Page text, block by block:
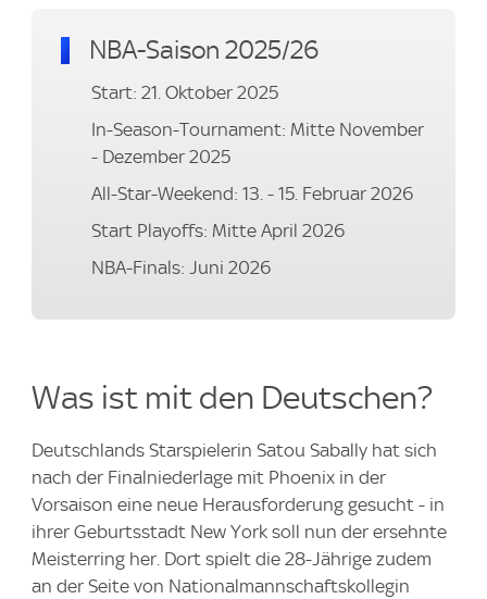
NBA-Saison 2025/26
Start: 21. Oktober 2025
In-Season-Tournament: Mitte November
- Dezember 2025
All-Star-Weekend: 13. - 15. Februar 2026
Start Playoffs: Mitte April 2026
NBA-Finals: Juni 2026
Was ist mit den Deutschen?
Deutschlands Starspielerin Satou Sabally hat sich
nach der Finalniederlage mit Phoenix in der
Vorsaison eine neue Herausforderung gesucht - in
ihrer Geburtsstadt New York soll nun der ersehnte
Meisterring her. Dort spielt die 28-Jährige zudem
an der Seite von Nationalmannschaftskollegin